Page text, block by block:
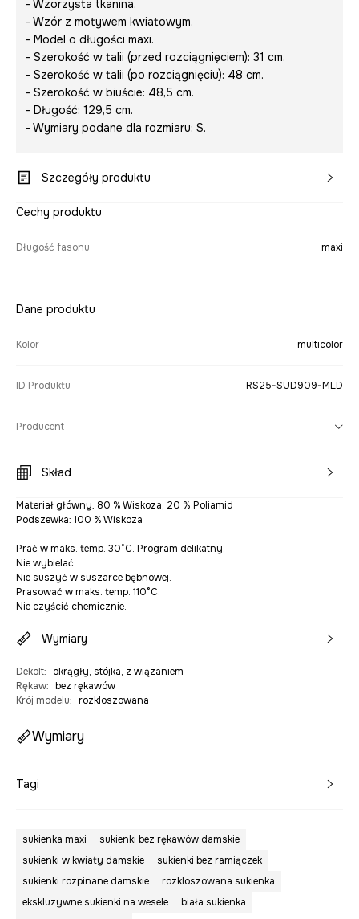
- Wzorzysta tkanina.
- Wzór z motywem kwiatowym.
- Model o długości maxi.
- Szerokość w talii (przed rozciągnięciem): 31 cm.
- Szerokość w talii (po rozciągnięciu): 48 cm.
- Szerokość w biuście: 48,5 cm.
- Długość: 129,5 cm.
- Wymiary podane dla rozmiaru: S.
Szczegóły produktu
Cechy produktu
Długość fasonu maxi
Dane produktu
Kolor multicolor
ID Produktu RS25-SUD909-MLD
Producent
Skład
Materiał główny: 80 % Wiskoza, 20 % Poliamid
Podszewka: 100 % Wiskoza
Prać w maks. temp. 30°C. Program delikatny.
Nie wybielać.
Nie suszyć w suszarce bębnowej.
Prasować w maks. temp. 110°C.
Nie czyścić chemicznie.
Wymiary
Dekolt:
okrągły, stójka, z wiązaniem
Rękaw: bez rękawów
Krój modelu: rozkloszowana
Wymiary
Tagi
sukienka maxi
sukienki bez rękawów damskie
sukienki w kwiaty damskie
sukienki bez ramiączek
sukienki rozpinane damskie
rozkloszowana sukienka
ekskluzywne sukienki na wesele
biała sukienka